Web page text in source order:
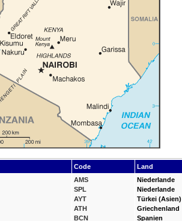
Code
Land
AMS
SPL
AYT
ATH
BCN
Niederlande
Niederlande
Türkei (Asien)
Griechenland
Spanien